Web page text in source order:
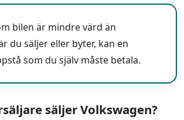
bilen är mindre värd än
du säljer eller byter, kan en
som du själv måste betala.
säljer Volkswagen?